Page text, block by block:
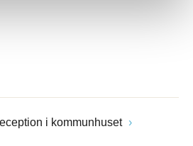
i kommunhuset